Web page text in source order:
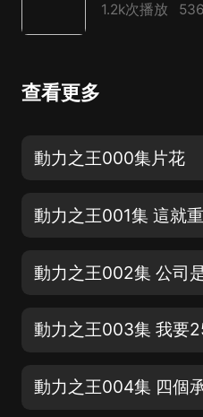
1.2k次播放
查看更多
動力之王000集片花
動力之王001集 這就
動力之王002集 公司
動力之王003集 我要
動力之王004集 四個